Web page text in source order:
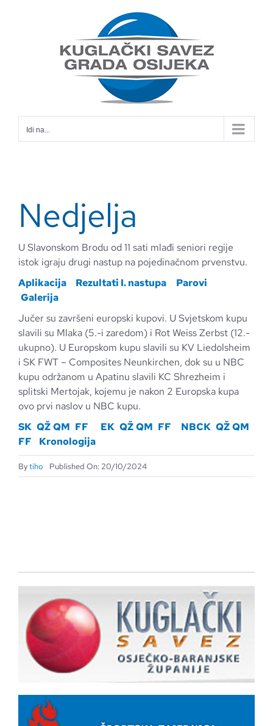
Idi na...
Nedjelja
U Slavonskom Brodu od 11 sati mlađi seniori regije
istok igraju drugi nastup na pojedinačnom prvenstvu.
Aplikacija
Rezultati I. nastupa
Parovi
Galerija
Jučer su završeni europski kupovi. U Svjetskom kupu
slavili su Mlaka (5.-i zaredom) i Rot Weiss Zerbst (12.-
ukupno). U Europskom kupu slavili su KV Liedolsheim
i SK FWT – Composites Neunkirchen, dok su u NBC
kupu održanom u Apatinu slavili KC Shrezheim i
splitski Mertojak, kojemu je nakon 2 Europska kupa
ovo prvi naslov u NBC kupu.
SK QŽQM FF EK QŽQM FF NBCK QŽQM
FF
Kronologija
Bytiho Published On: 20/10/2024